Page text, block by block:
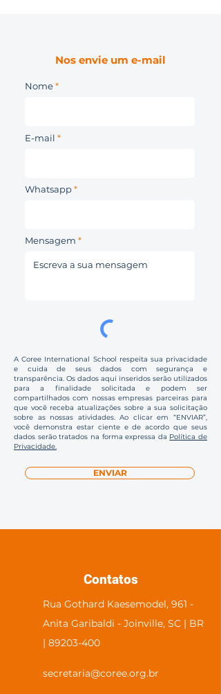
Nos envie um e-mail
Nome
E-mail
Whatsapp
Mensagem
A Coree International School respeita sua privacidade
e cuida de seus dados com segurança e
transparência. Os dados aqui inseridos serão utilizados
para a finalidade solicitada e podem ser
compartilhados com nossas empresas parceiras para
que você receba atualizações sobre a sua solicitação
sobre as nossas atividades. Ao clicar em “ENVIAR”,
você demonstra estar ciente e de acordo que seus
dados serão tratados na forma expressa da Política de
Privacidade.
ENVIAR
Contatos
Rua Gothard Kaesemodel, 961 -
Anita Garibaldi - Joinville, SC | BR
| 89203-400
secretaria@coree.org.br